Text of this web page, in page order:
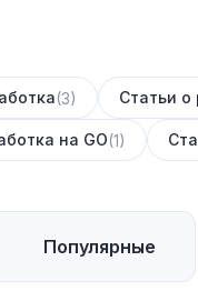
(3) Статьи о
на GO(1)
Популярные